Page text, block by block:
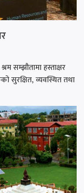
सम्झौतामा हस्ताक्षर
सुरक्षित, व्यवस्थित तथा